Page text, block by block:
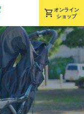
shopping_cart オンライン
ショップ